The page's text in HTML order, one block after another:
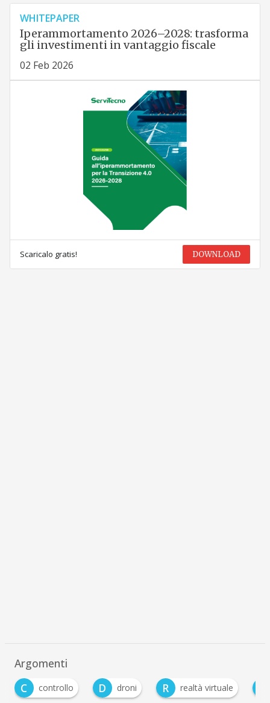
WHITEPAPER
Iperammortamento 2026–2028: trasforma
gli investimenti in vantaggio fiscale
02 Feb 2026
Scaricalo gratis! DOWNLOAD
Argomenti
controllo droni realtà virtuale